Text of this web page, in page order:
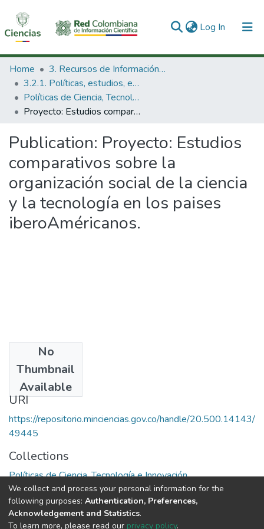
Log In (current)
Communities & Collections
All of DSpace
Statistics
Home
3. Recursos de Información Científica y Tecnológica
3.2.1. Políticas, estudios, evaluaciones e indicadores de CTeI
Políticas de Ciencia, Tecnología e Innovación
Proyecto: Estudios comparativos sobre la organización social de la ciencia y la tecnología en los paises iberoAméricanos.
Publication: Proyecto: Estudios
comparativos sobre la
organización social de la ciencia
y la tecnología en los paises
iberoAméricanos.
No
Thumbnail
Available
1987
URI
https://repositorio.minciencias.gov.co/handle/20.500.14143/
49445
Collections
Políticas de Ciencia, Tecnología e Innovación
Full item page
We collect and process your personal information for the
following purposes: Authentication, Preferences,
Acknowledgement and Statistics.
To learn more, please read our privacy policy.